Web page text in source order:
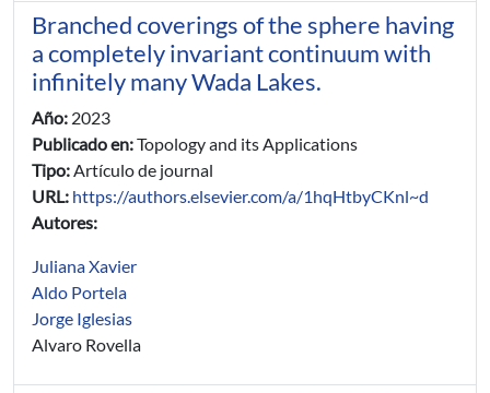
Branched coverings of the sphere having
a completely invariant continuum with
infinitely many Wada Lakes.
Año: 2023
Publicado en:Topology and its Applications
Tipo:Artículo de journal
URL: https://authors.elsevier.com/a/1hqHtbyCKnl~d
Autores:
Juliana Xavier
Aldo Portela
Jorge Iglesias
Alvaro Rovella